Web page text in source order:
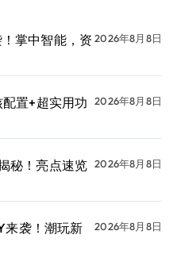
掌中智能，资 2026年8月8日
置+超实用功
2026年8月8日
秘！亮点速览 2026年8月8日
来袭！潮玩新
2026年8月8日